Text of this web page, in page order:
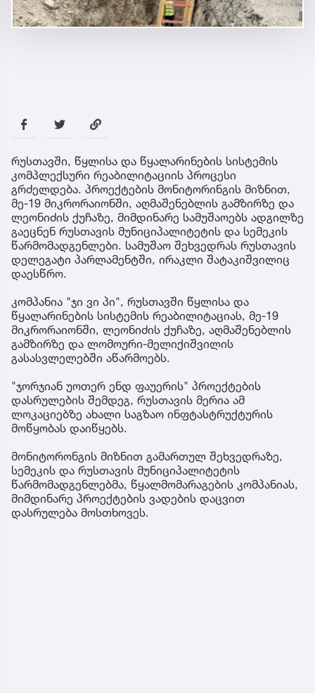
რუსთავში, წყლისა და წყალარინების სისტემის
კომპლექსური რეაბილიტაციის პროცესი
გრძელდება. პროექტების მონიტორინგის მიზნით,
მე-19 მიკრორაიონში, აღმაშენებლის გამზირზე და
ლეონიძის ქუჩაზე, მიმდინარე სამუშაოებს ადგილზე
გაეცნენ რუსთავის მუნიციპალიტეტის და სემეკის
წარმომადგენლები. სამუშაო შეხვედრას რუსთავის
დელეგატი პარლამენტში, ირაკლი შატაკიშვილიც
დაესწრო.
კომპანია "ჯი ვი პი", რუსთავში წყლისა და
წყალარინების სისტემის რეაბილიტაციას, მე-19
მიკრორაიონში, ლეონიძის ქუჩაზე, აღმაშენებლის
გამზირზე და ლომოური-მელიქიშვილის
გასასვლელებში აწარმოებს.
"ჯორჯიან უოთერ ენდ ფაუერის" პროექტების
დასრულების შემდეგ, რუსთავის მერია ამ
ლოკაციებზე ახალი საგზაო ინფტასტრუქტურის
მოწყობას დაიწყებს.
მონიტორონგის მიზნით გამართულ შეხვედრაზე,
სემეკის და რუსთავის მუნიციპალიტეტის
წარმომადგენლებმა, წყალმომარაგების კომპანიას,
მიმდინარე პროექტების ვადების დაცვით
დასრულება მოსთხოვეს.